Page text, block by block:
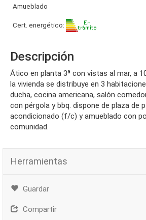
Amueblado
Cert. energético:
Descripción
ático en planta 3ª con vistas al mar, a 100 metros de la playa.
la vivienda se distribuye en 3
ducha, cocina americana, salón
con pérgola y bbq. dispone de plaza de
acondicionado (f/c) y amueblado con
comunidad.
Herramientas
Guardar
Compartir